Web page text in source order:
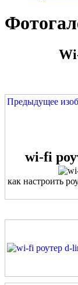
Предыдущее
wi-fi
как настроить